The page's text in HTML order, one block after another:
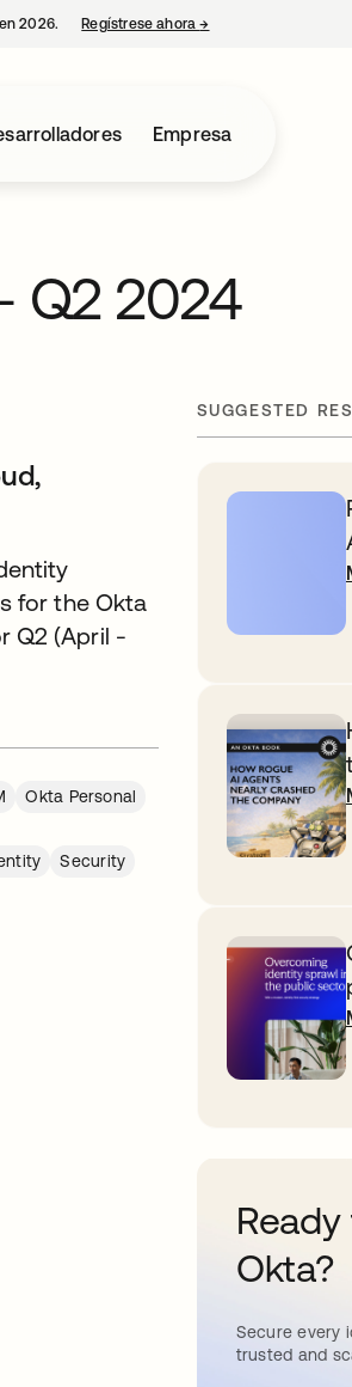
2026. Regístrese ahora→ se abre en una
Empresa
Q2 2024
for the Okta
Q2 (April -
Okta Personal
Security
SUGGESTED
Okta?
Secure every
trusted and